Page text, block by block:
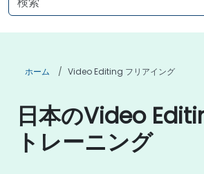
ホーム Video Editing フリアイング
日本のVideo
トレーニング